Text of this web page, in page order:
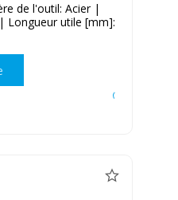
de l'outil: Acier |
Longueur utile [mm]: